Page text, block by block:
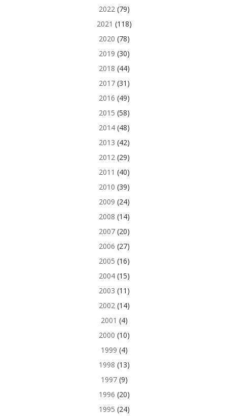
2022(79)
2021 (118)
2020 (78)
2019 (30)
2018 (44)
2017(31)
2016 (49)
2015 (58)
2014(48)
2013 (42)
2012(29)
2011 (40)
2010 (39)
2009 (24)
2008 (14)
2007(20)
2006 (27)
2005 (16)
2004(15)
2003 (11)
2002(14)
2001 (4)
2000 (10)
1999 (4)
1998 (13)
1997(9)
1996 (20)
1995 (24)